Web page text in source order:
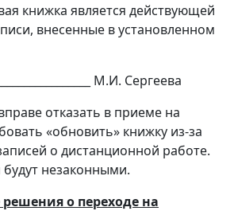
книжка является действующей
внесенные в установленном
М.И. Сергеева
отказать в приеме на
«обновить» книжку из-за
о дистанционной работе.
незаконными.
о переходе на